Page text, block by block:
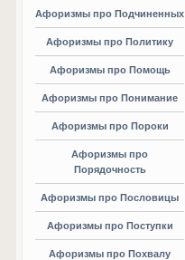
Афоризмы про Подчиненных
Афоризмы про Политику
Афоризмы про Помощь
Афоризмы про Понимание
Афоризмы про Пороки
Афоризмы про
Порядочность
Афоризмы про Пословицы
Афоризмы про Поступки
Афоризмы про Похвалу